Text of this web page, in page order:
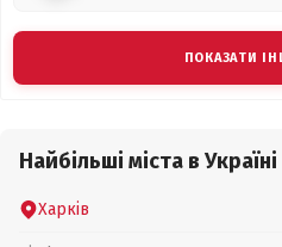
ПОКАЗАТИ
Найбільші міста в Україні
Харків